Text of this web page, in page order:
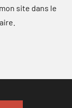
site dans le